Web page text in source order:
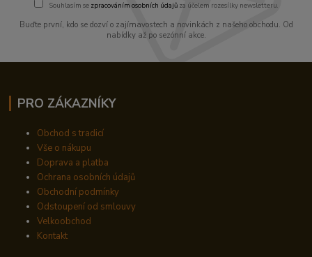
Souhlasím se zpracováním osobních údajůza účelem rozesílky newsletteru.
Buďte první, kdo se dozví o zajímavostech a novinkách z našeho obchodu. Od
nabídky až po sezónní akce.
PRO ZÁKAZNÍKY
Obchod s tradicí
Vše o nákupu
Doprava a platba
Ochrana osobních údajů
Obchodní podmínky
Odstoupení od smlouvy
Velkoobchod
Kontakt